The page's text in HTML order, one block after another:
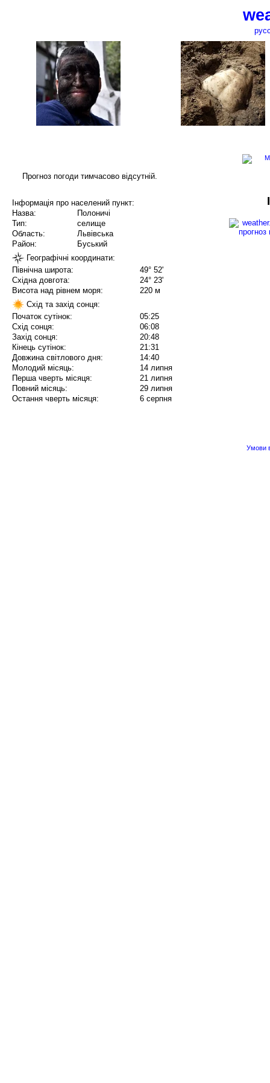
Прогноз погоди тимчасово відсутній.
Інформація про населений пункт:
Назва:
Полоничі
Тип:
селище
Область:
Львівська
Район:
Буський
Географічні координати:
Північна широта:
49° 52'
Східна довгота:
24° 23'
Висота над рівнем моря:
220 м
Схід та захід сонця:
Початок сутінок:
05:25
Схід сонця:
06:08
Захід сонця:
20:48
Кінець сутінок:
21:31
Довжина світлового дня:
14:40
Молодий місяць:
14 липня
Перша чверть місяця:
21 липня
Повний місяць:
29 липня
Остання чверть місяця:
6 серпня
Умови